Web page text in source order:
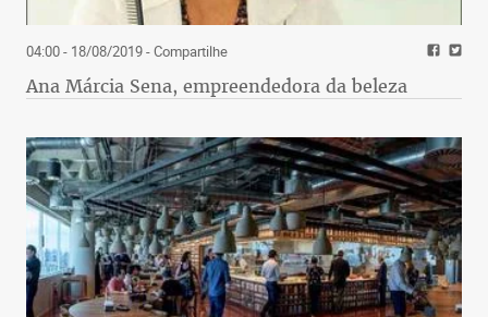
04:00 - 18/08/2019- Compartilhe
Ana Márcia Sena, empreendedora da beleza